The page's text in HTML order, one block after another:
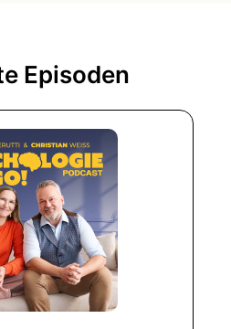
Episoden